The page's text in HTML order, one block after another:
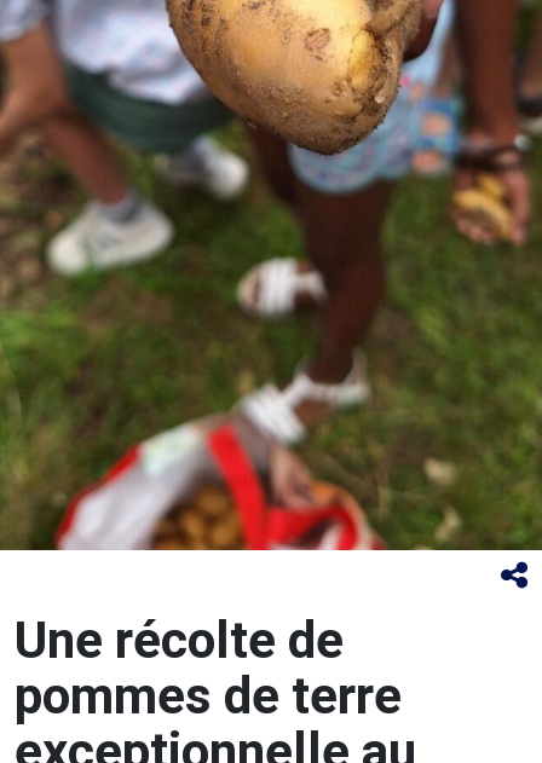
Une récolte de
pommes de terre